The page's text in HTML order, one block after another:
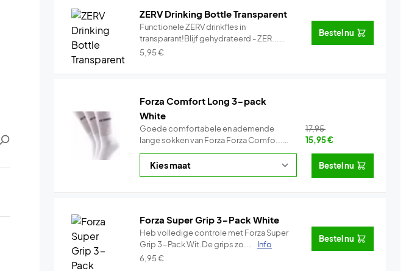
ZERV Drinking Bottle Transparent
Functionele ZERV drinkfles in
transparant!Blijf gehydrateerd - ZER...
Info
5,95€
Bestel nu
Forza Comfort Long 3-pack
White
Goede comfortabele en ademende
lange sokken van Forza Forza Comfo...
Info
17,95
15,95€
Bestel nu
Forza Super Grip 3-Pack White
Heb volledige controle met Forza Super
Grip 3-Pack Wit.De grips zo...
Info
6,95€
Bestel nu